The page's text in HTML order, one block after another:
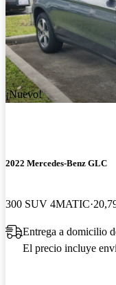
¡Nuevo!
2022 Mercedes-Benz GLC
300 SUV 4MATIC
Entrega a domicilio
El precio incluye